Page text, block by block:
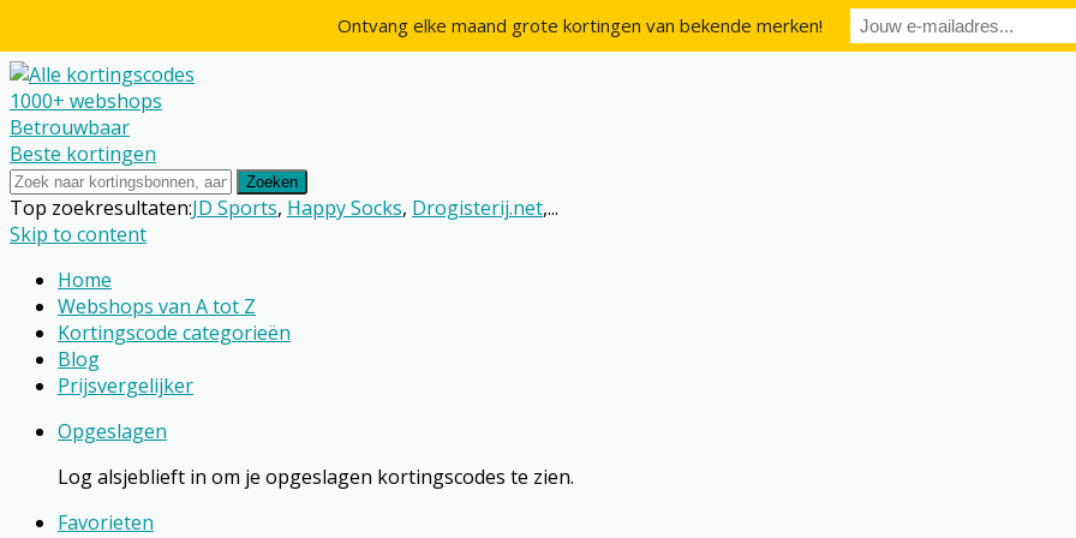
1000+ webshops
Betrouwbaar
Beste kortingen
Zoeken
Top zoekresultaten:JD Sports, Happy Socks, Drogisterij.net,...
Skip to content
Home
Webshops van A tot Z
Kortingscode categorieën
Blog
Prijsvergelijker
Opgeslagen
Log alsjeblieft in om je opgeslagen kortingscodes te zien.
Favorieten
Ontvang elke maand grote kortingen van bekende merken!